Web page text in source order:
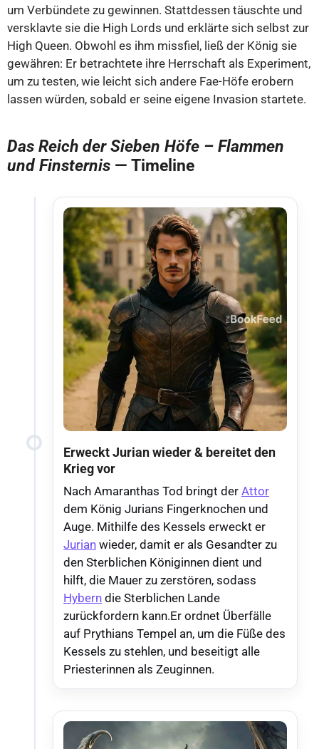
um Verbündete zu gewinnen. Stattdessen täuschte und
versklavte sie die High Lords und erklärte sich selbst zur
High Queen. Obwohl es ihm missfiel, ließ der König sie
gewähren: Er betrachtete ihre Herrschaft als Experiment,
um zu testen, wie leicht sich andere Fae-Höfe erobern
lassen würden, sobald er seine eigene Invasion startete.
Das Reich der Sieben Höfe – Flammen
und Finsternis — Timeline
Erweckt Jurian wieder & bereitet den
Krieg vor
Nach Amaranthas Tod bringt der Attor
dem König Jurians Fingerknochen und
Auge. Mithilfe des Kessels erweckt er
Jurian wieder, damit er als Gesandter zu
den Sterblichen Königinnen dient und
hilft, die Mauer zu zerstören, sodass
Hybern die Sterblichen Lande
zurückfordern kann.Er ordnet Überfälle
auf Prythians Tempel an, um die Füße des
Kessels zu stehlen, und beseitigt alle
Priesterinnen als Zeuginnen.